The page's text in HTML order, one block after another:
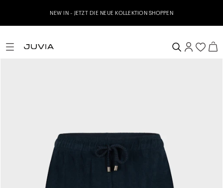
NEW IN - JETZT DIE NEUE KOLLEKTION SHOPPEN